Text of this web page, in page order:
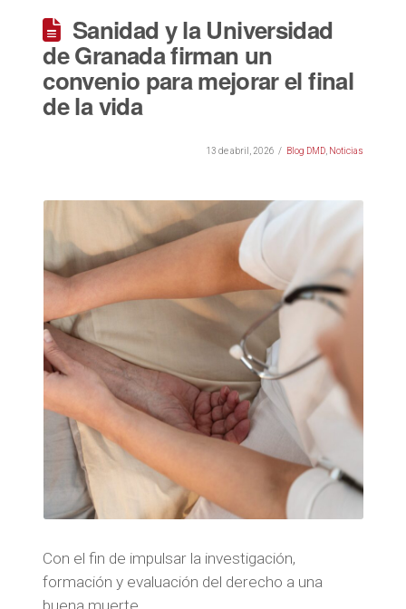
Sanidad y la Universidad
de Granada firman un
convenio para mejorar el final
de la vida
13 de abril, 2026 Blog DMD, Noticias
Con el fin de impulsar la investigación,
formación y evaluación del derecho a una
buena muerte.